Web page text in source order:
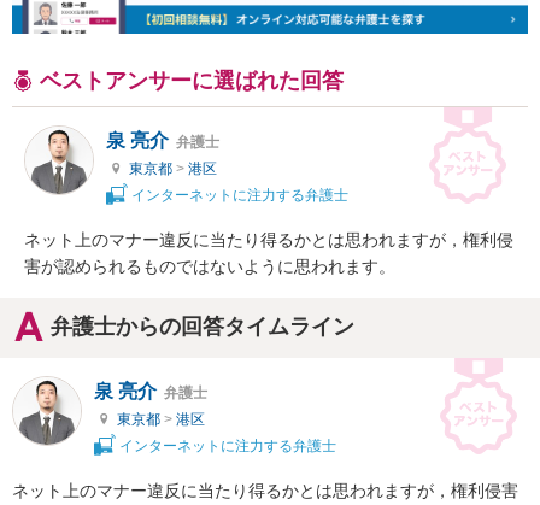
ベストアンサーに選ばれた回答
泉 亮介 弁護士
東京都 > 港区
インターネットに注力する弁護士
ネット上のマナー違反に当たり得るかとは思われますが，権利侵
害が認められるものではないように思われます。
弁護士からの回答タイムライン
泉 亮介 弁護士
東京都 > 港区
インターネットに注力する弁護士
ネット上のマナー違反に当たり得るかとは思われますが，権利侵害